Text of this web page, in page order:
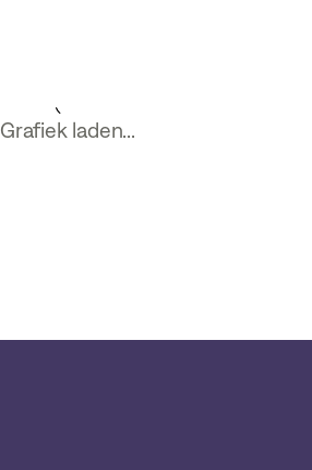
Grafiek laden...